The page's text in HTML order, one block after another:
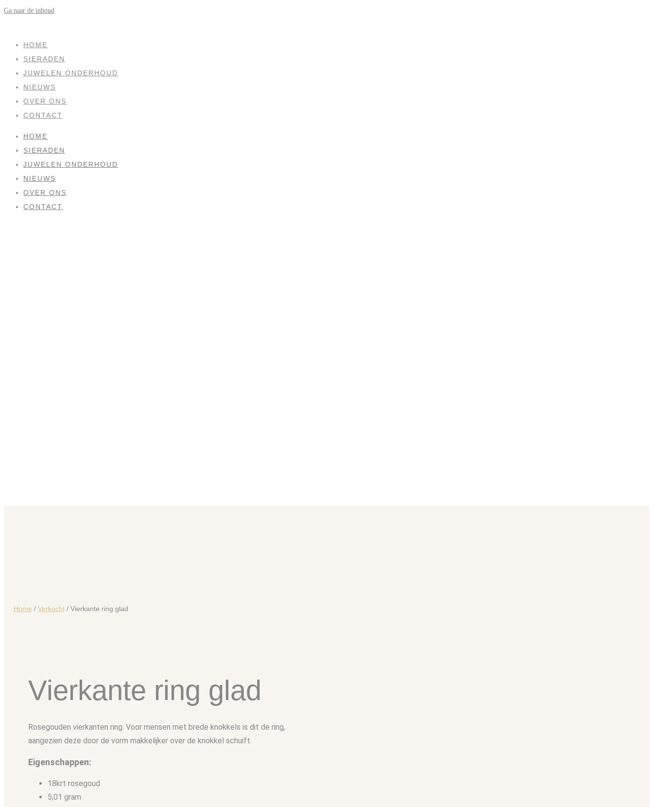
Ga naar de inhoud
HOME
SIERADEN
JUWELEN ONDERHOUD
NIEUWS
OVER ONS
CONTACT
HOME
SIERADEN
JUWELEN ONDERHOUD
NIEUWS
OVER ONS
CONTACT
Home / Verkocht / Vierkante ring glad
SOLD
Vierkante ring glad
Rosegouden vierkanten ring. Voor mensen met brede knokkels is dit de ring,
aangezien deze door de vorm makkelijker over de knokkel schuift.
Eigenschappen:
18krt rosegoud
5,01 gram